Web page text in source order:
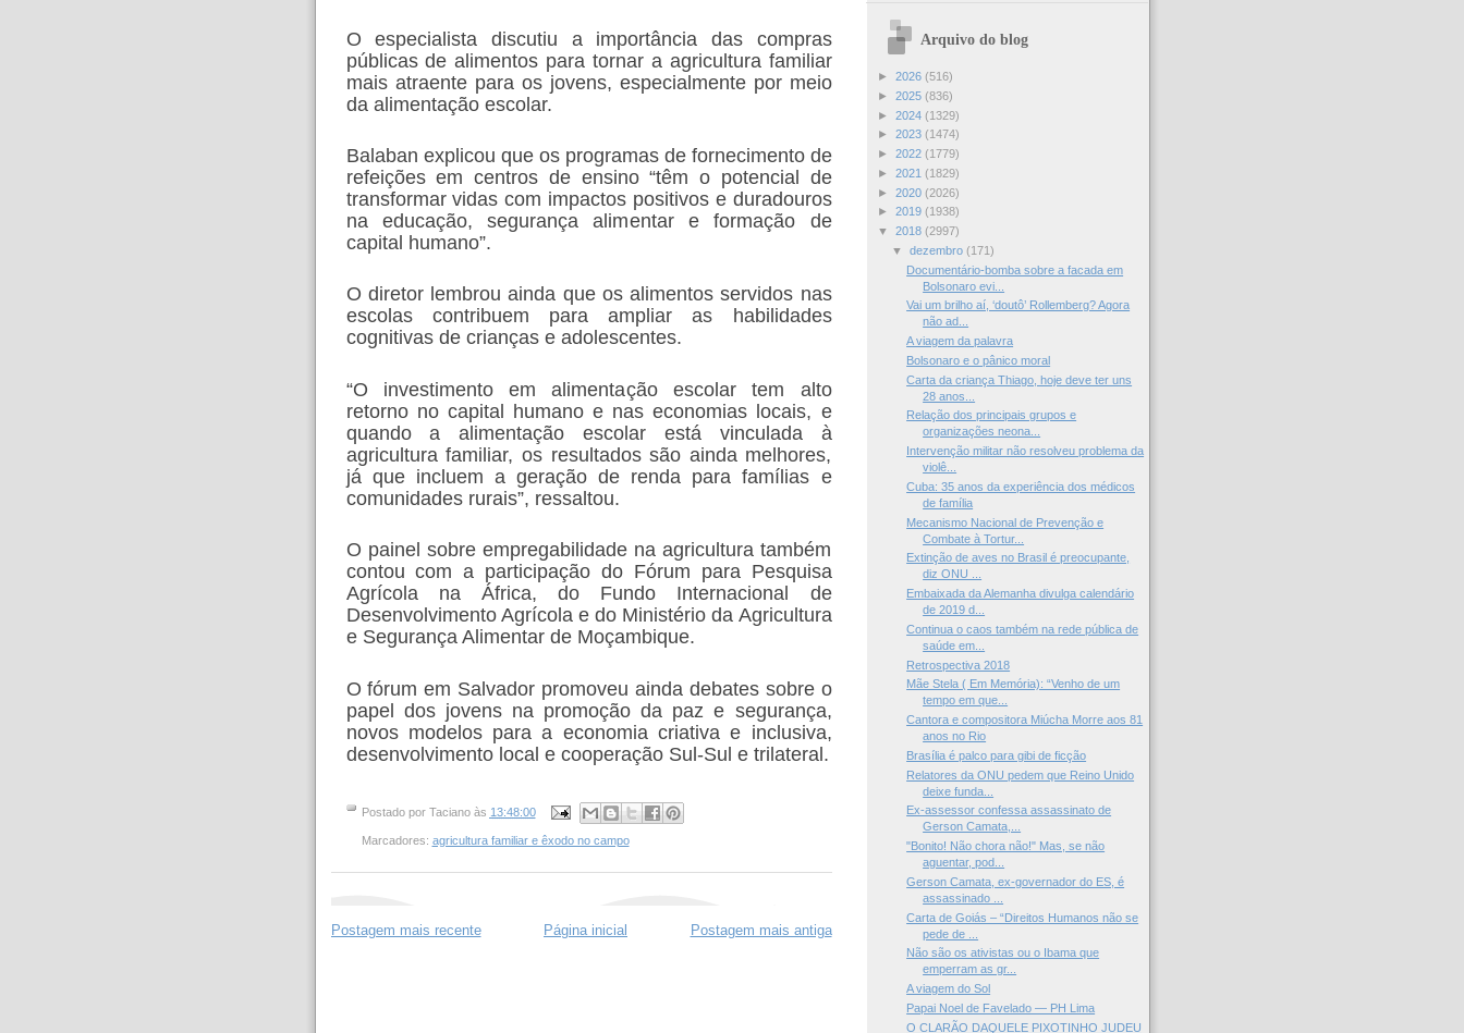
O especialista discutiu a importância das compras
públicas de alimentos para tornar a agricultura familiar
mais atraente para os jovens, especialmente por meio
da alimentação escolar.
Balaban explicou que os programas de fornecimento de
refeições em centros de ensino “têm o potencial de
transformar vidas com impactos positivos e duradouros
na educação, segurança alimentar e formação de
capital humano”.
O diretor lembrou ainda que os alimentos servidos nas
escolas contribuem para ampliar as habilidades
cognitivas de crianças e adolescentes.
“O investimento em alimentação escolar tem alto
retorno no capital humano e nas economias locais, e
quando a alimentação escolar está vinculada à
agricultura familiar, os resultados são ainda melhores,
já que incluem a geração de renda para famílias e
comunidades rurais”, ressaltou.
O painel sobre empregabilidade na agricultura também
contou com a participação do Fórum para Pesquisa
Agrícola na África, do Fundo Internacional de
Desenvolvimento Agrícola e do Ministério da Agricultura
e Segurança Alimentar de Moçambique.
O fórum em Salvador promoveu ainda debates sobre o
papel dos jovens na promoção da paz e segurança,
novos modelos para a economia criativa e inclusiva,
desenvolvimento local e cooperação Sul-Sul e trilateral.
Postado por Taciano às 13:48:00
Marcadores: agricultura familiar e êxodo no campo
Postagem mais recente Postagem mais antiga
Página inicial
Arquivo do blog
► 2026 (516)
► 2025 (836)
► 2024 (1329)
► 2023 (1474)
► 2022 (1779)
► 2021 (1829)
► 2020 (2026)
► 2019 (1938)
▼ 2018 (2997)
▼ dezembro (171)
Documentário-bomba sobre a facada em
Bolsonaro evi...
Vai um brilho aí, ‘doutô’ Rollemberg? Agora
não ad...
A viagem da palavra
Bolsonaro e o pânico moral
Carta da criança Thiago, hoje deve ter uns
28 anos...
Relação dos principais grupos e
organizações neona...
Intervenção militar não resolveu problema da
violê...
Cuba: 35 anos da experiência dos médicos
de família
Mecanismo Nacional de Prevenção e
Combate à Tortur...
Extinção de aves no Brasil é preocupante,
diz ONU ...
Embaixada da Alemanha divulga calendário
de 2019 d...
Continua o caos também na rede pública de
saúde em...
Retrospectiva 2018
Mãe Stela ( Em Memória): “Venho de um
tempo em que...
Cantora e compositora Miúcha Morre aos 81
anos no Rio
Brasília é palco para gibi de ficção
Relatores da ONU pedem que Reino Unido
deixe funda...
Ex-assessor confessa assassinato de
Gerson Camata,...
"Bonito! Não chora não!" Mas, se não
aguentar, pod...
Gerson Camata, ex-governador do ES, é
assassinado ...
Carta de Goiás – “Direitos Humanos não se
pede de ...
Não são os ativistas ou o Ibama que
emperram as gr...
A viagem do Sol
Papai Noel de Favelado — PH Lima
O CLARÃO DAQUELE PIXOTINHO JUDEU